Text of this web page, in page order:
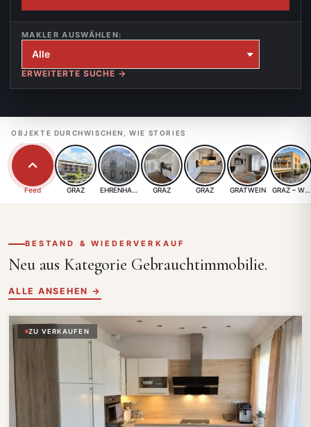
MAKLER AUSWÄHLEN:
ERWEITERTE SUCHE →
OBJEKTE DURCHWISCHEN, WIE STORIES
Feed GRAZ EHRENHAUSEN GRAZ GRAZ GRATWEIN GRAZ –
BESTAND & WIEDERVERKAUF
Neu aus Kategorie Gebrauchtimmobilie.
ALLE ANSEHEN →
ZU VERKAUFEN